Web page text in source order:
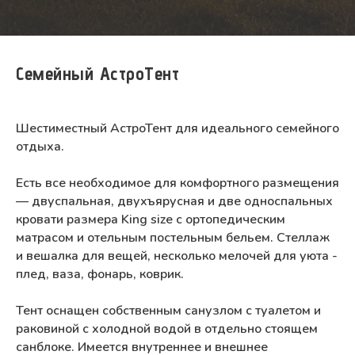
Семейный АстроТент
Шестиместный АстроТент для идеального семейного
отдыха.
Есть все необходимое для комфортного размещения
— двуспальная, двухъярусная и две односпальных
кровати размера King size с ортопедическим
матрасом и отельным постельным бельем. Стеллаж
и вешалка для вещей, несколько мелочей для уюта -
плед, ваза, фонарь, коврик.
Тент оснащен собственным санузлом с туалетом и
раковиной с холодной водой в отдельно стоящем
санблоке. Имеется внутреннее и внешнее